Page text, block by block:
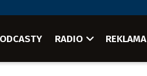
RADIO REKLAMA